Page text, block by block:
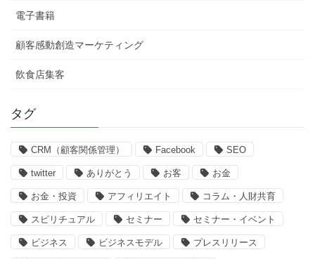
電子書籍
顧客感動創造マーケティング
飲食店集客
タグ
CRM（顧客関係管理） Facebook SEO
twitter ありがとう お客 お金
お金・投資 アフィリエイト コラム・人財共育
スピリチュアル セミナー セミナー・イベント
ビジネス ビジネスモデル プレスリリース